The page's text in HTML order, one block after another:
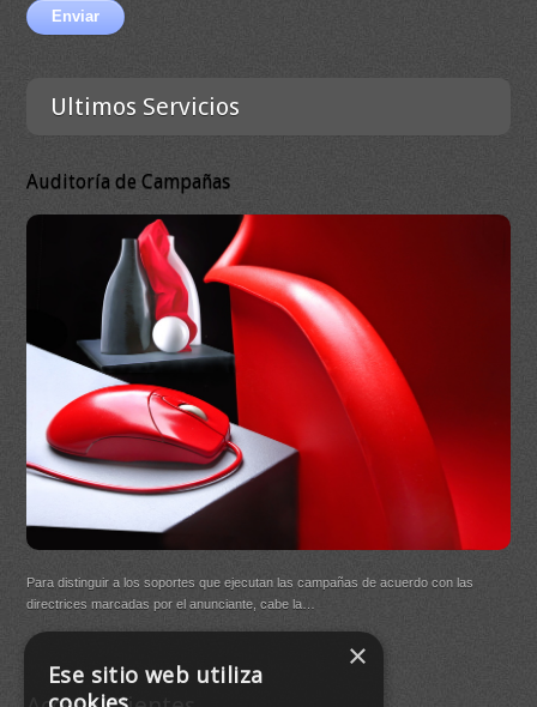
Enviar
Ultimos Servicios
Auditoría de Campañas
Para distinguir a los soportes que ejecutan las campañas de acuerdo con las
directrices marcadas por el anunciante, cabe la…
×
Ese sitio web utiliza